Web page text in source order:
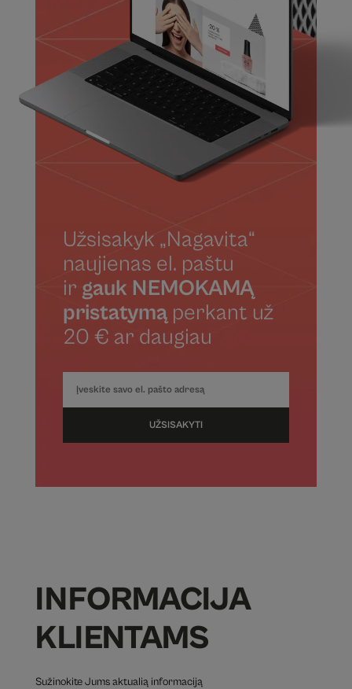
Užsisakyk „Nagavita“
naujienas el. paštu
ir gauk NEMOKAMĄ
pristatymąperkant už
20 € ar daugiau
UŽSISAKYTI
INFORMACIJA
KLIENTAMS
Sužinokite Jums aktualią informaciją